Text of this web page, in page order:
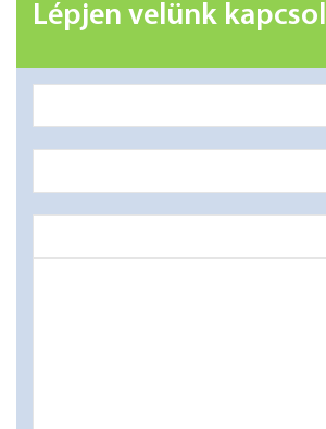
Lépjen velünk